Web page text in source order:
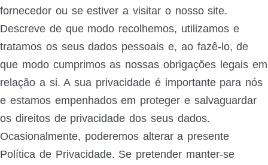
fornecedor ou se estiver a visitar o nosso site.
Descreve de que modo recolhemos, utilizamos e
tratamos os seus dados pessoais e, ao fazê-lo, de
que modo cumprimos as nossas obrigações legais em
relação a si. A sua privacidade é importante para nós
e estamos empenhados em proteger e salvaguardar
os direitos de privacidade dos seus dados.
Ocasionalmente, poderemos alterar a presente
Política de Privacidade. Se pretender manter-se